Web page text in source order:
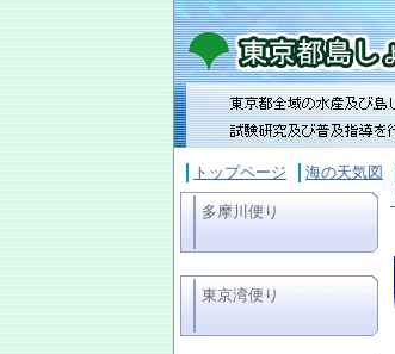
トップページ 海の天気図
多摩川便り
東京湾便り